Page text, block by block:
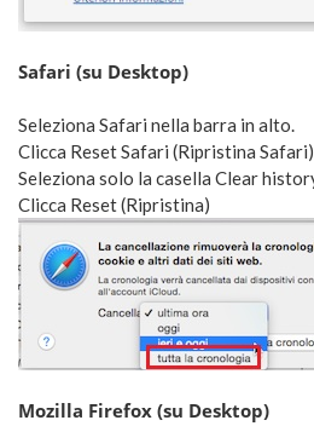
Safari (su Desktop)
Seleziona Safari nella barra in alto.
Clicca Reset Safari (Ripristina Safari)
Seleziona solo la casella Clear
Clicca Reset (Ripristina)
Mozilla Firefox (su Desktop)